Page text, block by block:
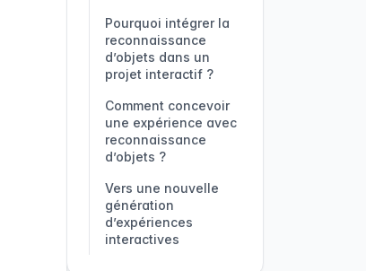
Musées et expositions
interactives
Salons professionnels
et événements
Éducation et formation
Jeux et expériences
ludiques
Pourquoi intégrer la
reconnaissance
d’objets dans un
projet interactif ?
Comment concevoir
une expérience avec
reconnaissance
d’objets ?
Vers une nouvelle
génération
d’expériences
interactives